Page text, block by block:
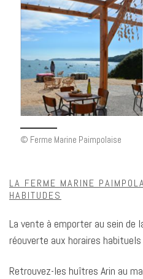
© Ferme Marine Paimpolaise
LA FERME MARINE
HABITUDES
La vente à emporter au sein de
réouverte aux horaires
Retrouvez-les huîtres Arin au